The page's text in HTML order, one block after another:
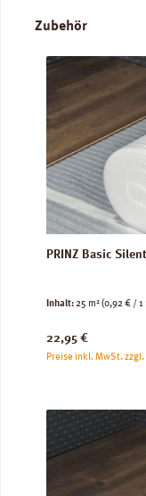
Produktgalerie
Zubehör
PRINZ Basic
Inhalt:25 m²(0,92 € / 1
Regulärer Preis:
22,95 €
Preise inkl. MwSt.